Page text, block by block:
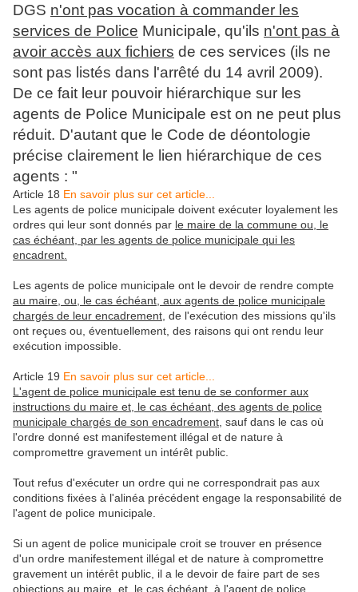
DGS n'ont pas vocation à commander les
services de Police Municipale, qu'ils n'ont pas à
avoir accès aux fichiers de ces services (ils ne
sont pas listés dans l'arrêté du 14 avril 2009).
De ce fait leur pouvoir hiérarchique sur les
agents de Police Municipale est on ne peut plus
réduit. D'autant que le Code de déontologie
précise clairement le lien hiérarchique de ces
agents : "
Article 18 En savoir plus sur cet article...
Les agents de police municipale doivent exécuter loyalement les
ordres qui leur sont donnés par le maire de la commune ou, le
cas échéant, par les agents de police municipale qui les
encadrent.
Les agents de police municipale ont le devoir de rendre compte
au maire, ou, le cas échéant, aux agents de police municipale
chargés de leur encadrement , de l'exécution des missions qu'ils
ont reçues ou, éventuellement, des raisons qui ont rendu leur
exécution impossible.
Article 19 En savoir plus sur cet article...
L'agent de police municipale est tenu de se conformer aux
instructions du maire et, le cas échéant, des agents de police
municipale chargés de son encadrement , sauf dans le cas où
l'ordre donné est manifestement illégal et de nature à
compromettre gravement un intérêt public.
Tout refus d'exécuter un ordre qui ne correspondrait pas aux
conditions fixées à l'alinéa précédent engage la responsabilité de
l'agent de police municipale.
Si un agent de police municipale croit se trouver en présence
d'un ordre manifestement illégal et de nature à compromettre
gravement un intérêt public, il a le devoir de faire part de ses
objections au maire, et, le cas échéant, à l'agent de police